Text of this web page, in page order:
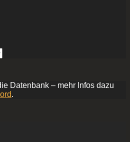
Datenbank – mehr Infos dazu
.